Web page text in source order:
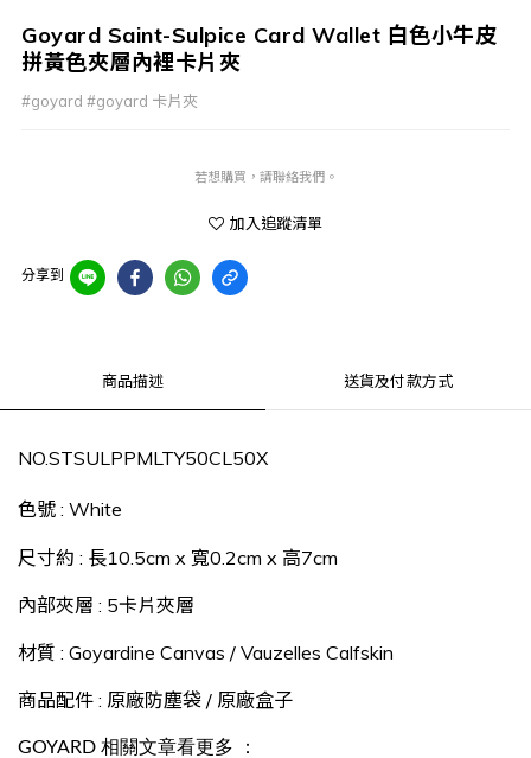
Goyard Saint-Sulpice Card Wallet 白色小牛皮
拼黃色夾層內裡卡片夾
#goyard #goyard 卡片夾
若想購買，請聯絡我們。
加入追蹤清單
分享到
商品描述 送貨及付款方式
NO.STSULPPMLTY50CL50X
色號 : White
尺寸約 : 長10.5cm x 寬0.2cm x 高7cm
內部夾層 : 5卡片夾層
材質 : Goyardine Canvas / Vauzelles Calfskin
商品配件 : 原廠防塵袋 / 原廠盒子
GOYARD 相關文章看更多 ：